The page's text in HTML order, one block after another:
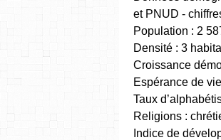
et PNUD -
Population : 2
Densité : 3
Croissance
Espérance de
Taux
Religions :
Indice de